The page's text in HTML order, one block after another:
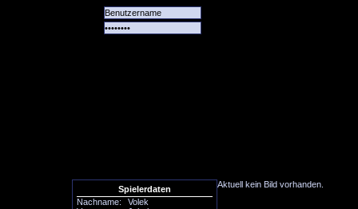
Spielerdaten
Nachname:
Volek
Aktuell kein Bild vorhanden.